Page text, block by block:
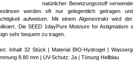
natürlicher Benetzungsstoff
werden oft nur gelegentlich getragen
aufweisen. Mit einem Algenextrakt wird
Die SEED 1dayPure Moisture for Astigmatism
sehr bequem zu tragen.
Inhalt 32 Stück | Material BIO-Hydrogel |
8.80 mm | UV-Schutz: Ja | Tönung Hellblau